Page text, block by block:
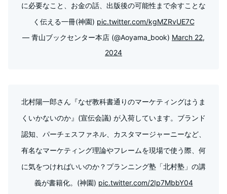
に必要なこと、お金の話、出版後の可能性まで余すことな
く伝える一冊(神園) pic.twitter.com/kgMZRvUE7C
— 青山ブックセンター本店 (@Aoyama_book) March 22,
2024
北村陽一郎さん『なぜ教科書通りのマーケティングはうま
くいかないのか』(宣伝会議) が入荷しています。ブランド
認知、パーチェスファネル、カスタマージャーニーなど、
有名なマーケティング理論やフレームを現場で使う際、何
に気をつければいいのか？プランニング塾「北村塾」の講
義が書籍化。(神園) pic.twitter.com/2Ip7MbbY04